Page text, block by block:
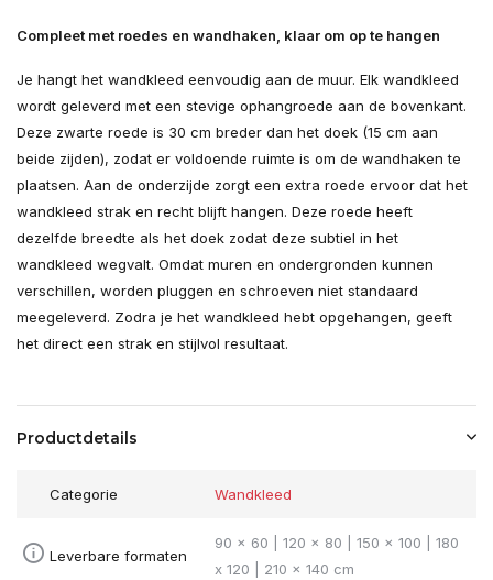
Compleet met roedes en wandhaken, klaar om op te hangen
Je hangt het wandkleed eenvoudig aan de muur. Elk wandkleed
wordt geleverd met een stevige ophangroede aan de bovenkant.
Deze zwarte roede is 30 cm breder dan het doek (15 cm aan
beide zijden), zodat er voldoende ruimte is om de wandhaken te
plaatsen. Aan de onderzijde zorgt een extra roede ervoor dat het
wandkleed strak en recht blijft hangen. Deze roede heeft
dezelfde breedte als het doek zodat deze subtiel in het
wandkleed wegvalt. Omdat muren en ondergronden kunnen
verschillen, worden pluggen en schroeven niet standaard
meegeleverd. Zodra je het wandkleed hebt opgehangen, geeft
het direct een strak en stijlvol resultaat.
Productdetails
Categorie Wandkleed
Leverbare formaten
90 x 60 | 120 x 80 | 150 x 100 | 180
x 120 | 210 x 140 cm